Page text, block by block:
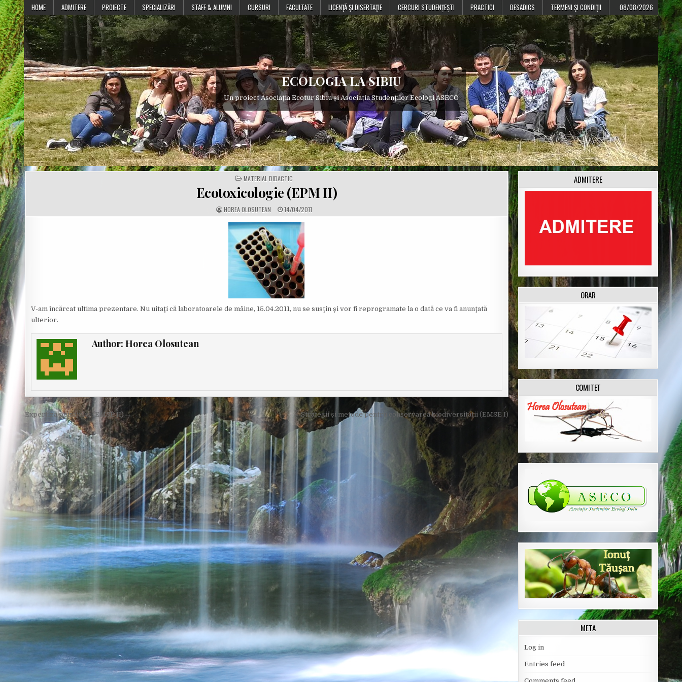
Skip
to
content
HOME ADMITERE PROIECTE SPECIALIZĂRI STAFF & ALUMNI CURSURI FACULTATE LICENŢĂ ŞI DISERTAŢIE CERCURI STUDENȚEȘTI PRACTICI DESADICS TERMENI ŞI CONDIŢII 08/08/2026
ECOLOGIA LA SIBIU
Un proiect Asociația Ecotur Sibiu și Asociația Studenților Ecologi ASECO
POSTED
IN
MATERIAL DIDACTIC
Ecotoxicologie (EPM II)
A
U
HOREA OLOSUTEAN P
U
B
L
S
H
E
D
D
A
T
E
:
14/04/2011
V-am încărcat ultima prezentare. Nu uitaţi că laboratoarele de mâine, 15.04.2011, nu se susţin şi vor fi reprogramate la o dată ce va fi anunţată
ulterior.
Author: Horea Olosutean
Post
navigation
← Strategii şi metode pentru conservarea biodiversităţii (EMSE I)
Expertiza peisajului (EMSE II) →
ADMITERE
ORAR
COMITET
META
Log in
Entries feed